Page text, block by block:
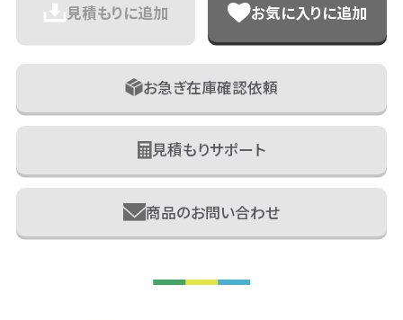
見積もりに追加 お気に入りに追加
お急ぎ在庫確認依頼
見積もりサポート
商品のお問い合わせ